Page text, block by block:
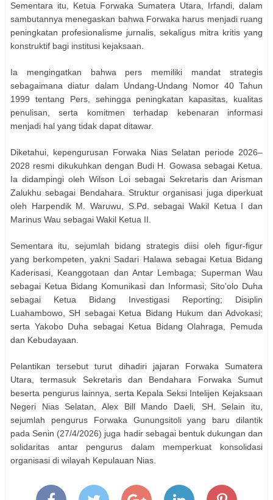
Sementara itu, Ketua Forwaka Sumatera Utara, Irfandi, dalam
sambutannya menegaskan bahwa Forwaka harus menjadi ruang
peningkatan profesionalisme jurnalis, sekaligus mitra kritis yang
konstruktif bagi institusi kejaksaan.
Ia mengingatkan bahwa pers memiliki mandat strategis
sebagaimana diatur dalam Undang-Undang Nomor 40 Tahun
1999 tentang Pers, sehingga peningkatan kapasitas, kualitas
penulisan, serta komitmen terhadap kebenaran informasi
menjadi hal yang tidak dapat ditawar.
Diketahui, kepengurusan Forwaka Nias Selatan periode 2026–
2028 resmi dikukuhkan dengan Budi H. Gowasa sebagai Ketua.
Ia didampingi oleh Wilson Loi sebagai Sekretaris dan Arisman
Zalukhu sebagai Bendahara. Struktur organisasi juga diperkuat
oleh Harpendik M. Waruwu, S.Pd. sebagai Wakil Ketua I dan
Marinus Wau sebagai Wakil Ketua II.
Sementara itu, sejumlah bidang strategis diisi oleh figur-figur
yang berkompeten, yakni Sadari Halawa sebagai Ketua Bidang
Kaderisasi, Keanggotaan dan Antar Lembaga; Superman Wau
sebagai Ketua Bidang Komunikasi dan Informasi; Sito'olo Duha
sebagai Ketua Bidang Investigasi Reporting; Disiplin
Luahambowo, SH sebagai Ketua Bidang Hukum dan Advokasi;
serta Yakobo Duha sebagai Ketua Bidang Olahraga, Pemuda
dan Kebudayaan.
Pelantikan tersebut turut dihadiri jajaran Forwaka Sumatera
Utara, termasuk Sekretaris dan Bendahara Forwaka Sumut
beserta pengurus lainnya, serta Kepala Seksi Intelijen Kejaksaan
Negeri Nias Selatan, Alex Bill Mando Daeli, SH. Selain itu,
sejumlah pengurus Forwaka Gunungsitoli yang baru dilantik
pada Senin (27/4/2026) juga hadir sebagai bentuk dukungan dan
solidaritas antar pengurus dalam memperkuat konsolidasi
organisasi di wilayah Kepulauan Nias.